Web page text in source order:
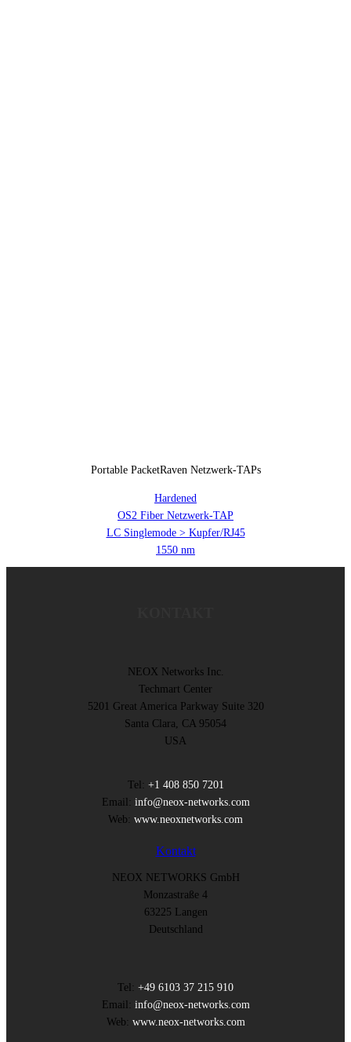
Portable PacketRaven Netzwerk-TAPs
Hardened
OS2 Fiber Netzwerk-TAP
LC Singlemode > Kupfer/RJ45
1550 nm
NEOX Networks Inc.
Techmart Center
5201 Great America Parkway Suite 320
Santa Clara, CA 95054
USA
Tel: +1 408 850 7201
Email: info@neox-networks.com
Web: www.neoxnetworks.com
Kontakt
NEOX NETWORKS GmbH
Monzastraße 4
63225 Langen
Deutschland
Tel: +49 6103 37 215 910
Email: info@neox-networks.com
Web: www.neox-networks.com